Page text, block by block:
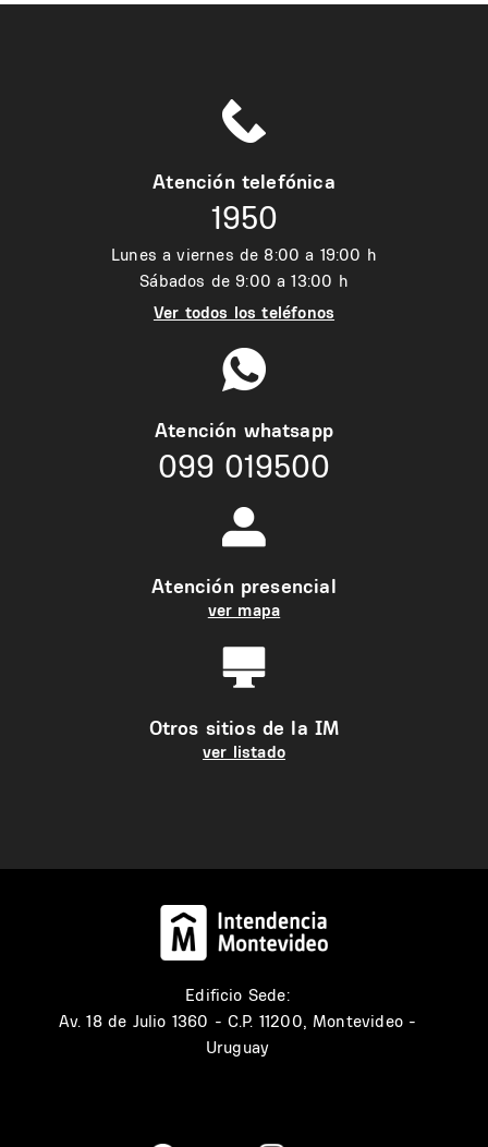
Atención telefónica
1950
Lunes a viernes de 8:00 a 19:00 h
Sábados de 9:00 a 13:00 h
Ver todos los teléfonos
Atención whatsapp
099 019500
Atención presencial
ver mapa
Otros sitios de la IM
ver listado
Edificio Sede:
Av. 18 de Julio 1360 - C.P. 11200, Montevideo -
Uruguay